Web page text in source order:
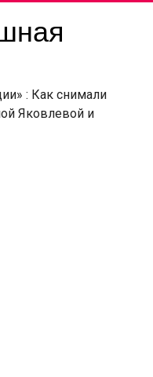
: Как снимали
Яковлевой и